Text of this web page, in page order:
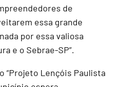
de
essa grande
por essa valiosa
e o Sebrae-SP”.
“Projeto Lençóis Paulista